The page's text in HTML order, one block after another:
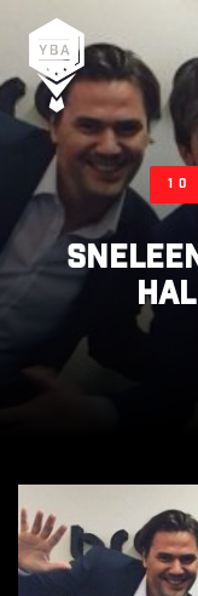
Young Business
10